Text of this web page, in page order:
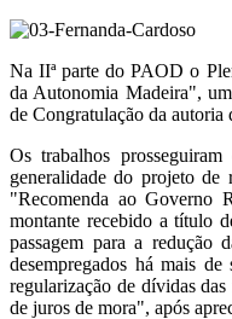
Na IIª parte do PAOD o
da Autonomia Madeira",
de Congratulação da autoria
Os trabalhos
generalidade do projeto
"Recomenda ao Governo
montante recebido a título
passagem para a redução
desempregados há mais
regularização de dívidas
de juros de mora", após